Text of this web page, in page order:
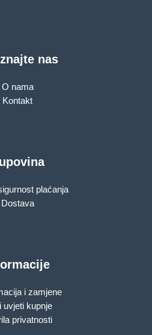
nas
O nama
Kontakt
plaćanja
Dostava
i zamjene
uvjeti kupnje
privatnosti